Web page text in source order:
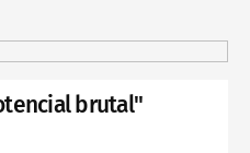
brutal"